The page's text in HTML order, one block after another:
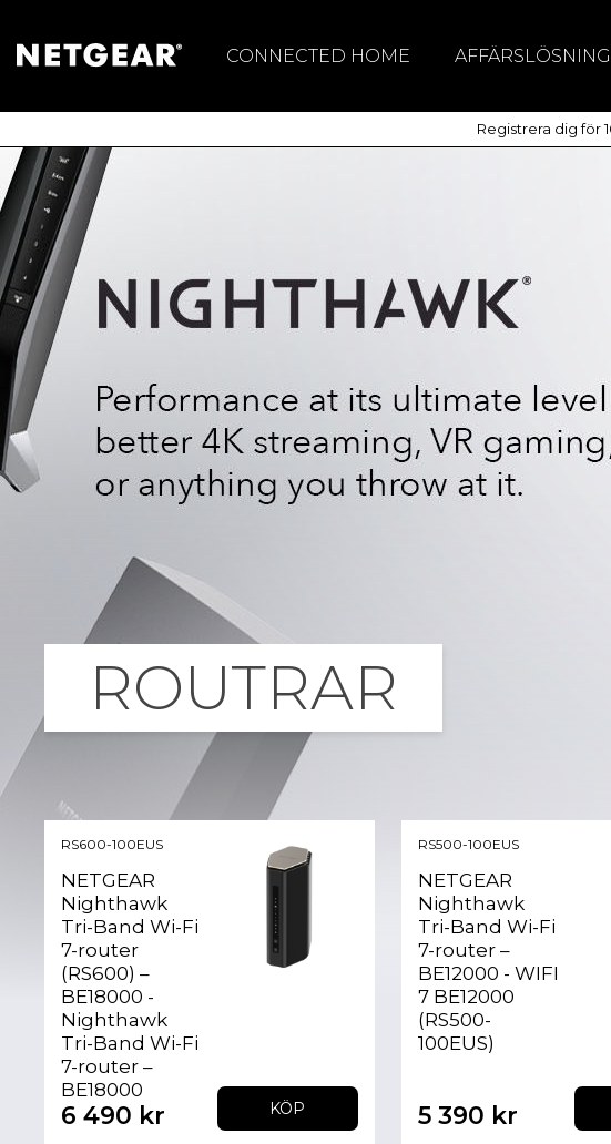
CONNECTED HOME
Mobila Routers &
Meural Digital
ProGaming
WiFi Range Extenders
USB WiFi-adapters
Trådlöst
Registrera dig för
ROUTRAR
RS600-100EUS
NETGEAR
Nighthawk
Tri-Band Wi-Fi
7-router
(RS600) –
BE18000 -
Nighthawk
Tri-Band Wi-Fi
7-router –
BE18000
6 490 kr KÖP
RS500-100EUS
NETGEAR
Nighthawk
Tri-Band Wi-Fi
7-router –
BE12000 - WIFI
7 BE12000
(RS500-
100EUS)
5 390 kr